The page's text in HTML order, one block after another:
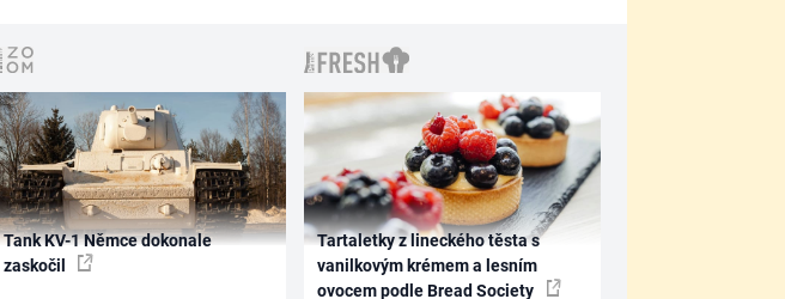
Tank KV-1 Němce dokonale
zaskočil
Tartaletky z lineckého těsta s
vanilkovým krémem a lesním
ovocem podle Bread Society